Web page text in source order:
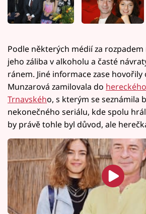
Podle některých médií za
jeho záliba v alkoholu a časté
ránem. Jiné informace zase hovořily
Munzarová zamilovala do
Trnavského, s kterým se seznámila
nekonečného seriálu, kde spolu
by právě tohle byl důvod, ale